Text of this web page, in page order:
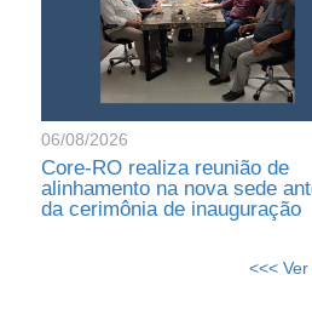
06/08/2026
Core-RO realiza reunião de
alinhamento na nova sede
da cerimônia de inauguração
<<<